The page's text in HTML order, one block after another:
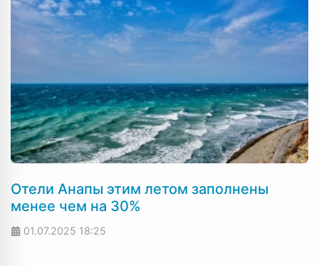
Отели Анапы этим летом заполнены
менее чем на 30%
01.07.2025 18:25